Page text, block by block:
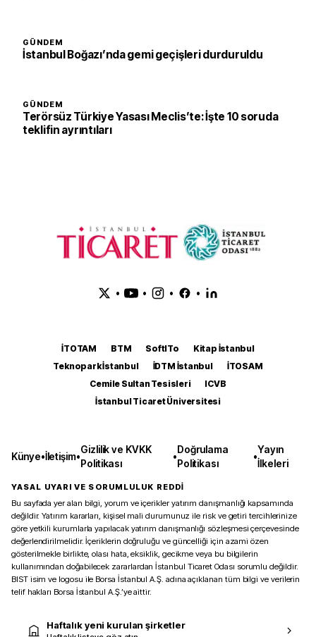
GÜNDEM
İstanbul Boğazı’nda gemi geçişleri durduruldu
GÜNDEM
Terörsüz Türkiye Yasası Meclis’te: İşte 10 soruda
teklifin ayrıntıları
• • • •
İTOTAM BTM SoftITo
Kitap İstanbul
Teknopark İstanbul
İDTM İstanbul
İTOSAM
Cemile Sultan Tesisleri
ICVB
İstanbul Ticaret Üniversitesi
Künye•İletişim•
Gizlilik ve KVKK
Politikası
•
Doğrulama
Politikası
•
Yayın
İlkeleri
YASAL UYARI VE SORUMLULUK REDDİ
Bu sayfada yer alan bilgi, yorum ve içerikler yatırım danışmanlığı kapsamında
değildir. Yatırım kararları, kişisel mali durumunuz ile risk ve getiri tercihlerinize
göre yetkili kurumlarla yapılacak yatırım danışmanlığı sözleşmesi çerçevesinde
değerlendirilmelidir. İçeriklerin doğruluğu ve güncelliği için azami özen
gösterilmekle birlikte, olası hata, eksiklik, gecikme veya bu bilgilerin
kullanımından doğabilecek zararlardan İstanbul Ticaret Odası sorumlu değildir.
BIST isim ve logosu ile Borsa İstanbul A.Ş. adına açıklanan tüm bilgi ve verilerin
telif hakları Borsa İstanbul A.Ş.’ye aittir.
Haftalık yeni kurulan şirketler